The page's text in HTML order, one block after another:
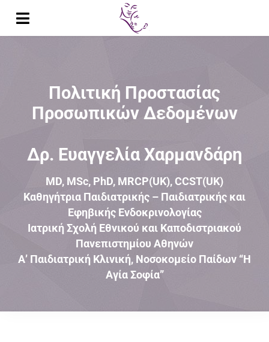
Toggle
Δημοσιεύσεις
Έρευνα
Διδακτικό Έργο
Κλινικό Έργο
Πολιτική Προστασίας
Προσωπικών Δεδομένων
Δρ. Ευαγγελία Χαρμανδάρη
MD, MSc, PhD, MRCP(UK), CCST(UK)
Καθηγήτρια Παιδιατρικής – Παιδιατρικής και
Εφηβικής Ενδοκρινολογίας
Ιατρική Σχολή Εθνικού και Καποδιστριακού
Πανεπιστημίου Αθηνών
Α’ Παιδιατρική Κλινική, Νοσοκομείο Παίδων “Η
Αγία Σοφία”